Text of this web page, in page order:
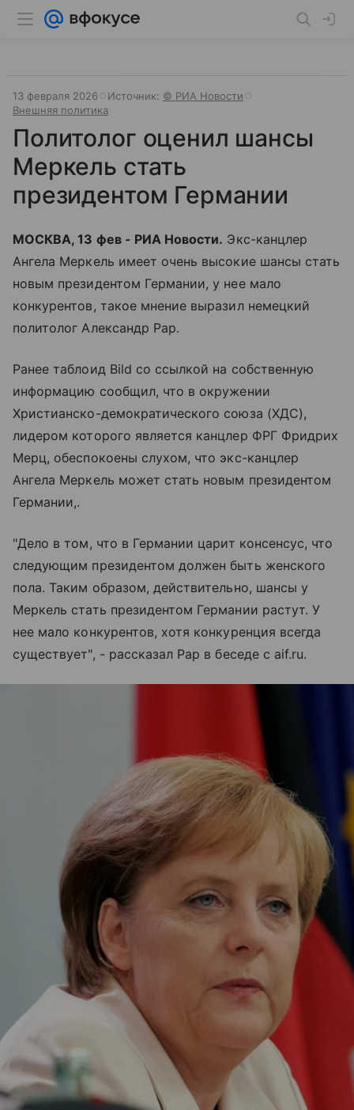
13 февраля 2026 Источник: © РИА Новости
Внешняя политика
Политолог оценил шансы
Меркель стать
президентом Германии
МОСКВА, 13 фев - РИА Новости. Экс-канцлер
Ангела Меркель имеет очень высокие шансы стать
новым президентом Германии, у нее мало
конкурентов, такое мнение выразил немецкий
политолог Александр Рар.
Ранее таблоид Bild со ссылкой на собственную
информацию сообщил, что в окружении
Христианско-демократического союза (ХДС),
лидером которого является канцлер ФРГ Фридрих
Мерц, обеспокоены слухом, что экс-канцлер
Ангела Меркель может стать новым президентом
Германии,.
"Дело в том, что в Германии царит консенсус, что
следующим президентом должен быть женского
пола. Таким образом, действительно, шансы у
Меркель стать президентом Германии растут. У
нее мало конкурентов, хотя конкуренция всегда
существует", - рассказал Рар в беседе с aif.ru.